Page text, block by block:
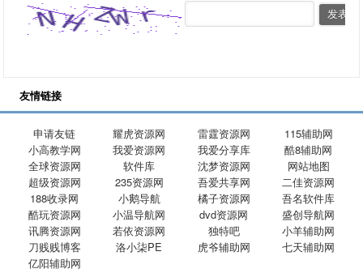
友情链接
申请友链 耀虎资源网 雷霆资源网
115辅助网
小高教学网
我爱资源网 我爱分享库
酷8辅助网
全球资源网
软件库 沈梦资源网
网站地图
超级资源网
235资源网 吾爱共享网
二佳资源网
188收录网
小鹅导航 橘子资源网
吾名软件库
酷玩资源网
小温导航网 dvd资源网
盛创导航网
讯腾资源网
若依资源网 独特吧
小羊辅助网
刀贱贱博客
洛小柒PE 虎爷辅助网
七天辅助网
亿阳辅助网